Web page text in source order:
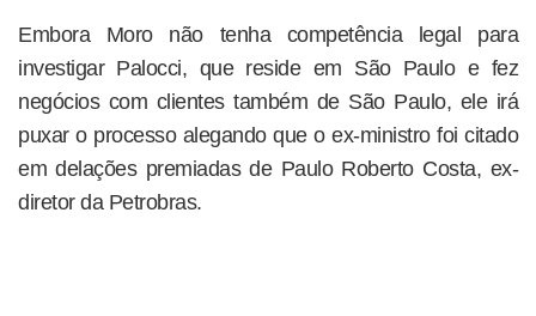
Embora Moro não tenha competência legal para
investigar Palocci, que reside em São Paulo e fez
negócios com clientes também de São Paulo, ele irá
puxar o processo alegando que o ex-ministro foi citado
em delações premiadas de Paulo Roberto Costa, ex-
diretor da Petrobras.